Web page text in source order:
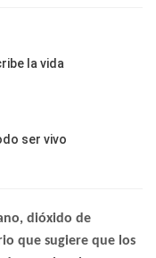
la vida
ser vivo
dióxido de
que sugiere que los